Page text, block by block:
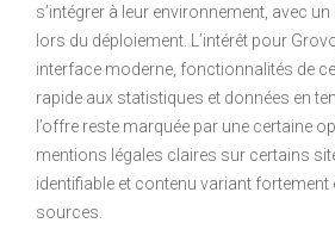
s’intégrer à leur environnement, avec
lors du déploiement. L’intérêt pour
interface moderne, fonctionnalités de
rapide aux statistiques et données en
l’offre reste marquée par une certaine
mentions légales claires sur certains
identifiable et contenu variant
sources.